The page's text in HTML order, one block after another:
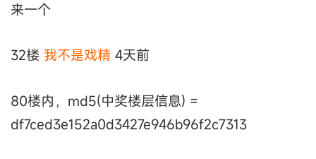
来一个
32楼 我不是戏精 4天前
80楼内，md5(中奖楼层信息) =
df7ced3e152a0d3427e946b96f2c7313